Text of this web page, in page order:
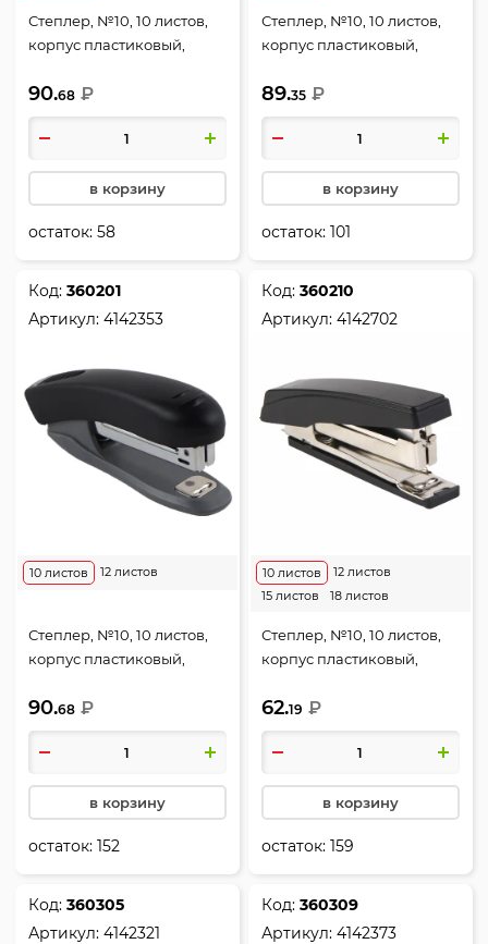
Степлер, №10, 10 листов,
корпус пластиковый,
бордовый, Stripe,
deVENTE, 4142350
90.68 ₽
в корзину
остаток:58
Степлер, №10, 10 листов,
корпус пластиковый,
Stripe, deVENTE, 4142352
89.35 ₽
в корзину
остаток:101
Код:360201
Артикул:4142353
10 листов 12 листов
Степлер, №10, 10 листов,
корпус пластиковый,
черный, Stripe, deVENTE,
4142353
90.68 ₽
в корзину
остаток:152
Код:360210
Артикул:4142702
10 листов
12 листов
15 листов
18 листов
Степлер, №10, 10 листов,
корпус пластиковый,
черный, Attomex, 4142702
62.19 ₽
в корзину
остаток:159
Код:360305
Артикул:4142321
Код:360309
Артикул:4142373